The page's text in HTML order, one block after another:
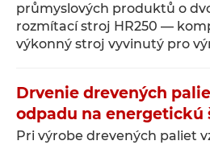
průmyslových produktů o
rozmítací stroj HR250 —
výkonný stroj vyvinutý pro
Drvenie drevených
odpadu na energetickú
Pri výrobe drevených paliet